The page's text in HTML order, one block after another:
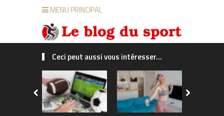
MENU PRINCIPAL
Ceci peut aussi vous intéresser...